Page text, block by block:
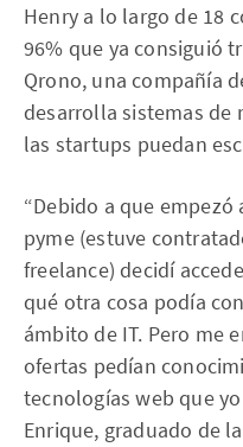
Henry a lo largo de 18
96% que ya consiguió
Qrono, una compañía
desarrolla sistemas de
las startups puedan
“Debido a que
pyme (estuve
freelance) decidí
qué otra cosa podía
ámbito de IT. Pero me
ofertas pedían
tecnologías web que
Enrique, graduado de